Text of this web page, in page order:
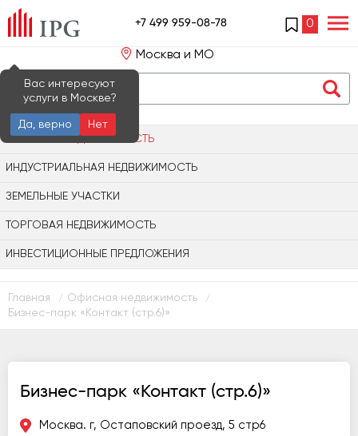
+7 499 959-08-78 0
Москва и МО
Вас интересуют
услуги в Москве?
Да, верно
Нет
ОФИСНАЯ НЕДВИЖИМОСТЬ
ИНДУСТРИАЛЬНАЯ НЕДВИЖИМОСТЬ
ЗЕМЕЛЬНЫЕ УЧАСТКИ
ТОРГОВАЯ НЕДВИЖИМОСТЬ
ИНВЕСТИЦИОННЫЕ ПРЕДЛОЖЕНИЯ
Главная / Офисная недвижимость /
Бизнес-парк «Контакт (стр.6)»
Бизнес-парк «Контакт (стр.6)»
Москва. г, Остаповский проезд, 5 стр6